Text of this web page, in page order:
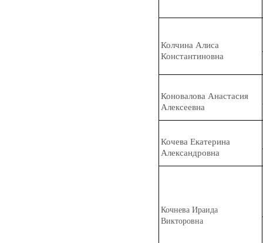
Колчина Алиса
Константиновна
Коновалова Анастасия
Алексеевна
Кочева Екатерина
Александровна
Кочнева Ираида
Викторовна